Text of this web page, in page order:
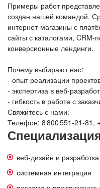
Примеры работ
создан нашей командой.
интернет‑магазины с
сайты с каталогами,
конверсионные лендинги.
Почему выбирают нас:
- опыт реализации
- экспертиза в
- гибкость в работе с
Свяжитесь с нами:
Телефон: 8 800 551‑21‑81,
веб-дизайн и
системная интеграция